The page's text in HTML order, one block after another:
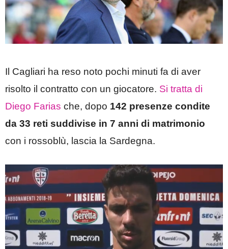
Il Cagliari ha reso noto pochi minuti fa di aver
risolto il contratto con un giocatore. Si tratta di
Diego Farias che, dopo 142 presenze condite
da 33 reti suddivise in 7 anni di matrimonio
con i rossoblù, lascia la Sardegna.